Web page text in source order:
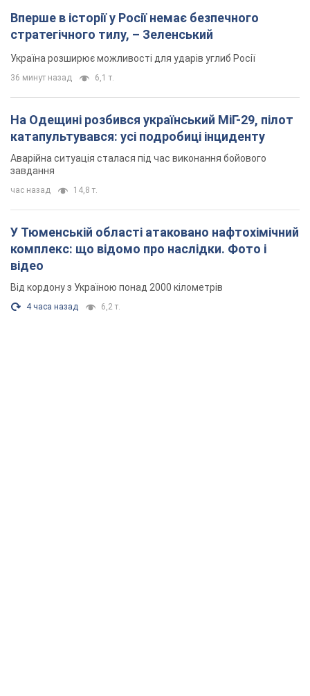
Вперше в історії у Росії немає безпечного
стратегічного тилу, – Зеленський
Україна розширює можливості для ударів углиб Росії
36 минут назад 6,1 т.
На Одещині розбився український МіГ-29, пілот
катапультувався: усі подробиці інциденту
Аварійна ситуація сталася під час виконання бойового
завдання
час назад 14,8 т.
У Тюменській області атаковано нафтохімічний
комплекс: що відомо про наслідки. Фото і
відео
Від кордону з Україною понад 2000 кілометрів
4 часа назад 6,2 т.